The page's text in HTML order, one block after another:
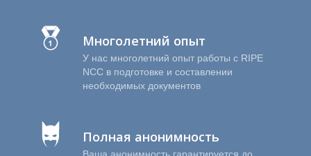
Многолетний опыт
У нас многолетний опыт работы с RIPE
NCC в подготовке и составлении
необходимых документов
Полная анонимность